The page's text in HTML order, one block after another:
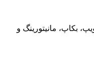
بکاپ، مانیتورینگ و